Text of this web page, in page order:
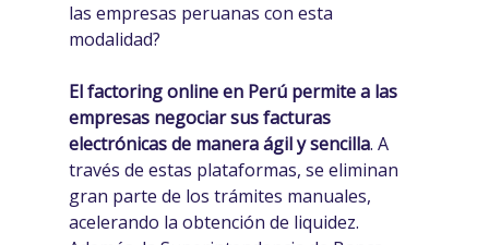
las empresas peruanas con esta
modalidad?
El factoring online en Perú permite a las
empresas negociar sus facturas
electrónicas de manera ágil y sencilla. A
través de estas plataformas, se eliminan
gran parte de los trámites manuales,
acelerando la obtención de liquidez.